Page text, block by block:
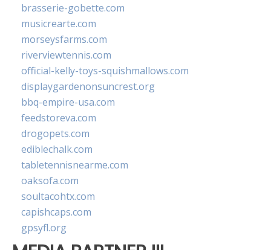
brasserie-gobette.com
musicrearte.com
morseysfarms.com
riverviewtennis.com
official-kelly-toys-squishmallows.com
displaygardenonsuncrest.org
bbq-empire-usa.com
feedstoreva.com
drogopets.com
ediblechalk.com
tabletennisnearme.com
oaksofa.com
soultacohtx.com
capishcaps.com
gpsyfl.org